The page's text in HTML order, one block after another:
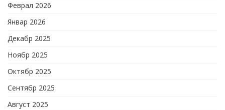
Феврал 2026
Январ 2026
Декабр 2025
Ноябр 2025
Октябр 2025
Сентябр 2025
Август 2025